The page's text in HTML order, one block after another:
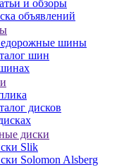
и обзоры
объявлений
шины
шин
дисков
диски
Slik
Solomon Alsberg